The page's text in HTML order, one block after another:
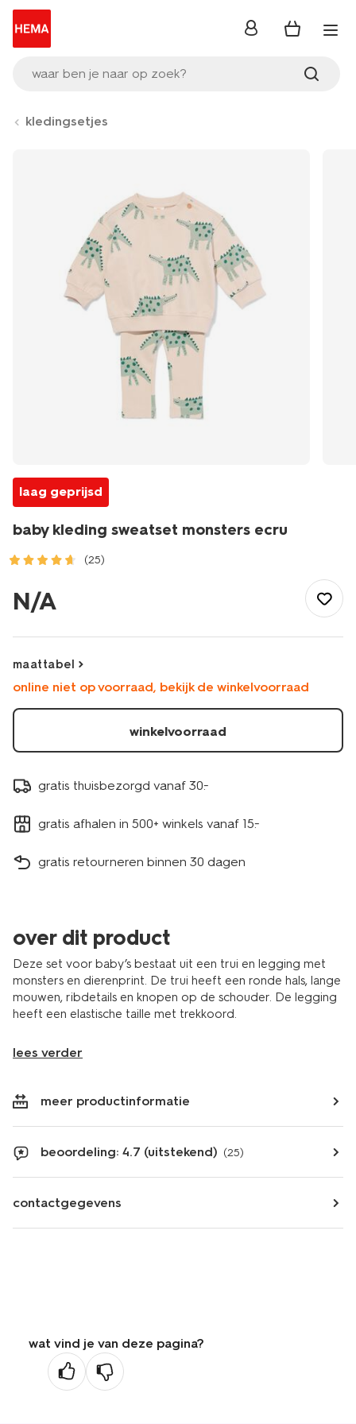
waar ben je naar op zoek?
inloggen
kledingsetjes
laag geprijsd
baby kleding sweatset monsters ecru
(25)
kleding-
sweatset-
ecru-
33166170ECRU.html
N/A
maattabel
online niet op voorraad, bekijk de winkelvoorraad
winkelvoorraad
gratis thuisbezorgd vanaf 30.-
gratis afhalen in 500+ winkels vanaf 15.-
gratis retourneren binnen 30 dagen
over dit product
Deze set voor baby’s bestaat uit een trui en legging met
monsters en dierenprint. De trui heeft een ronde hals, lange
mouwen, ribdetails en knopen op de schouder. De legging
heeft een elastische taille met trekkoord.
lees verder
meer productinformatie
beoordeling: 4.7 (uitstekend) (25)
contactgegevens
wat vind je van deze pagina?